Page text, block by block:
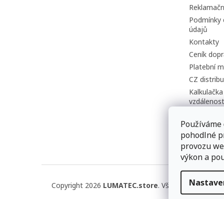
pohodlné
provozu
výkon a
Podmínky
údajů
Kontakty
Ceník
Platební
CZ
Copyright 2026 LUMATEC.store. Všechna práva